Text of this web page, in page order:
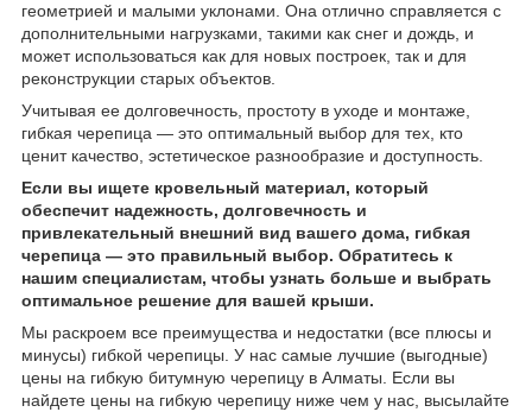
геометрией и малыми уклонами. Она отлично справляется с
дополнительными нагрузками, такими как снег и дождь, и
может использоваться как для новых построек, так и для
реконструкции старых объектов.
Учитывая ее долговечность, простоту в уходе и монтаже,
гибкая черепица — это оптимальный выбор для тех, кто
ценит качество, эстетическое разнообразие и доступность.
Если вы ищете кровельный материал, который
обеспечит надежность, долговечность и
привлекательный внешний вид вашего дома, гибкая
черепица — это правильный выбор. Обратитесь к
нашим специалистам, чтобы узнать больше и выбрать
оптимальное решение для вашей крыши.
Мы раскроем все преимущества и недостатки (все плюсы и
минусы) гибкой черепицы. У нас самые лучшие (выгодные)
цены на гибкую битумную черепицу в Алматы. Если вы
найдете цены на гибкую черепицу ниже чем у нас, высылайте